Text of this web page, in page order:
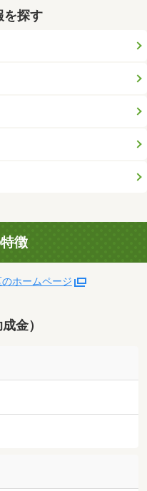
を探す
徴
ホームページ
金）